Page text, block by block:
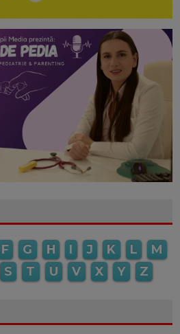
F G H I J K L
M
S T U V X Y Z